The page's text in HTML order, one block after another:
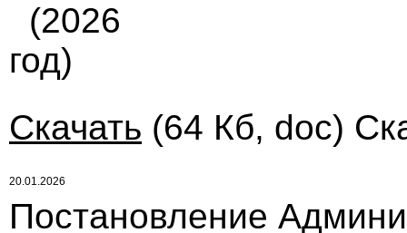
(2026
год)
Скачать (64 Кб, doc)
20.01.2026
Постановление